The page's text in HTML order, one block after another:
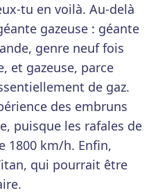
tu en voilà. Au-delà
gazeuse : géante
genre neuf fois
et gazeuse, parce
de gaz.
des embruns
puisque les rafales de
1800 km/h. Enfin,
qui pourrait être